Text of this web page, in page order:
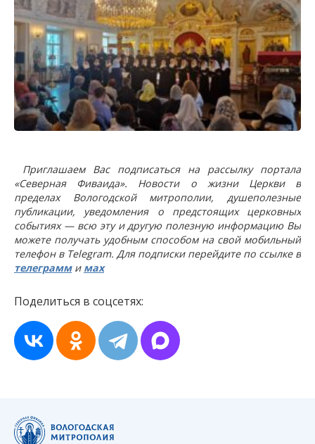
Приглашаем Вас подписаться на рассылку портала
«Северная Фиваида». Новости о жизни Церкви в
пределах Вологодской митрополии, душеполезные
публикации, уведомления о предстоящих церковных
событиях — всю эту и другую полезную информацию Вы
можете получать удобным способом на свой мобильный
телефон в Telegram. Для подписки перейдите по ссылке в
телеграмми мах
Поделиться в соцсетях: